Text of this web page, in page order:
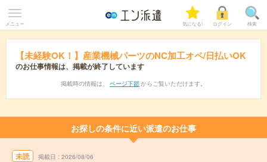
メニュー 気になる! ログイン 検索
【未経験OK！】産業機械パーツのNC加工オペ/日払いOK
のお仕事情報は、掲載が終了しています
掲載時の情報は、 ページ下部 からご覧いただけます。
お探しの条件に近い派遣のお仕事
未読 掲載日 2026/08/06